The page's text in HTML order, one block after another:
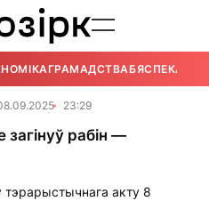
ГРАМАДСТВАБЯСПЕКА
23:29
загінуў рабін —
тэрарыстычнага акту 8